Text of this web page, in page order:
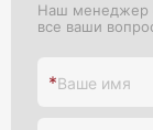
Наш менеджер
все ваши
*Ваше имя